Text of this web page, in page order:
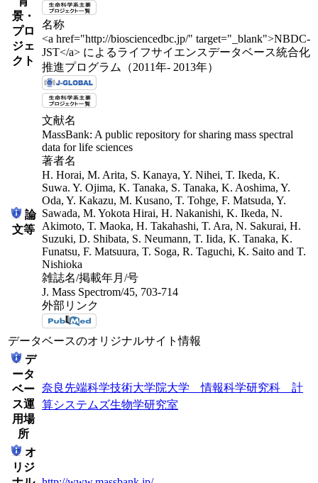
景・
プロ
ジェ
クト
名称
<a href="http://biosciencedbc.jp/" target="_blank">NBDC-
JST</a> によるライフサイエンスデータベース統合化
推進プログラム（2011年- 2013年）
論
文等
文献名
MassBank: A public repository for sharing mass spectral
data for life sciences
著者名
H. Horai, M. Arita, S. Kanaya, Y. Nihei, T. Ikeda, K.
Suwa. Y. Ojima, K. Tanaka, S. Tanaka, K. Aoshima, Y.
Oda, Y. Kakazu, M. Kusano, T. Tohge, F. Matsuda, Y.
Sawada, M. Yokota Hirai, H. Nakanishi, K. Ikeda, N.
Akimoto, T. Maoka, H. Takahashi, T. Ara, N. Sakurai, H.
Suzuki, D. Shibata, S. Neumann, T. Iida, K. Tanaka, K.
Funatsu, F. Matsuura, T. Soga, R. Taguchi, K. Saito and T.
Nishioka
雑誌名/掲載年月/号
J. Mass Spectrom/45, 703-714
外部リンク
データベースのオリジナルサイト情報
デ
ータ
ベー
ス運
用場
所
奈良先端科学技術大学院大学 情報科学研究科 計
算システムズ生物学研究室
オ
リジ